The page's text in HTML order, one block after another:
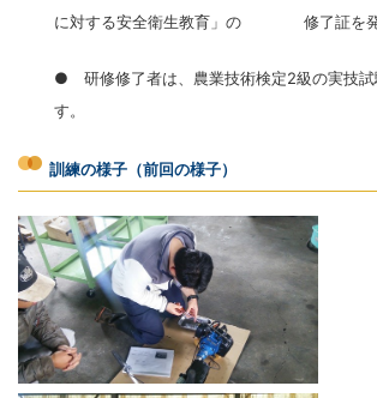
に対する安全衛生教育」の 修了証を発
● 研修修了者は、農業技術検定2級の実技試
す。
訓練の様子（前回の様子）